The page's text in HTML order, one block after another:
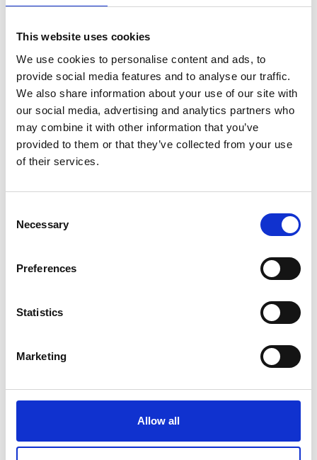
This website uses cookies
We use cookies to personalise content and ads, to
provide social media features and to analyse our traffic.
We also share information about your use of our site with
our social media, advertising and analytics partners who
may combine it with other information that you’ve
provided to them or that they’ve collected from your use
of their services.
Selection
Necessary
Preferences
Statistics
Marketing
Allow all
10
by Redazione I|Cultura
La cosa più sorprendente di Kumar Khadka, al primo
incontro, è la sua fluente e impeccabile conoscenza del
Cinese. Il direttore nepalese dell’Istituto ‘Confucius’
presso l’Università buddhista di Lumbini (luogo di
nascita di Siddhartha Gautama, il futuro Buddha, oggi
patrimonio...
28
NEL TIBET, NUOVO IMPIANTO
SOLARE A 4.550 METRI
costruzione della centrale solare termica a collettori
parabolici più alta del mondo. Un progetto che – invece
direttamente in elettricità – andrà a utilizzare il
19
SULL’ALTOPIANO TIBETANO